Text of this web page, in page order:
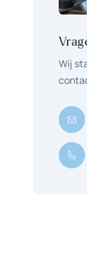
Wij